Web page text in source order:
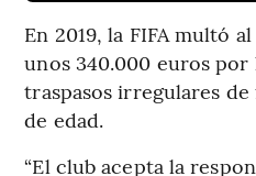
En 2019, la FIFA multó al
unos 340.000 euros por
traspasos irregulares
de edad.
“El club acepta la